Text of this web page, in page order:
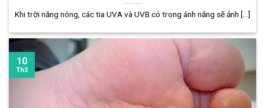
Khi trời nắng nóng, các tia UVA và UVB có trong ánh nắng sẽ ảnh [...]
10
Th3